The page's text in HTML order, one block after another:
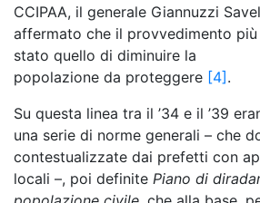
CCIPAA, il generale Giannuzzi
affermato che il provvedimento
stato quello di diminuire la
popolazione da proteggere [4].
Su questa linea tra il ’34 e il ’39
una serie di norme generali – che
contestualizzate dai prefetti con
locali –, poi definite Piano di